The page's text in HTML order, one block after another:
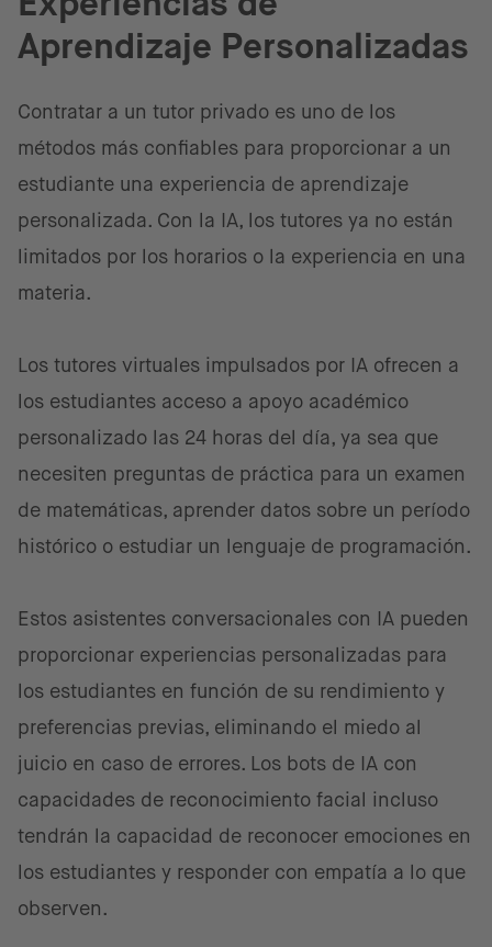
Aprendizaje Personalizadas
Contratar a un tutor privado es uno de los
métodos más confiables para proporcionar a un
estudiante una experiencia de aprendizaje
personalizada. Con la IA, los tutores ya no están
limitados por los horarios o la experiencia en una
materia.
Los tutores virtuales impulsados por IA ofrecen a
los estudiantes acceso a apoyo académico
personalizado las 24 horas del día, ya sea que
necesiten preguntas de práctica para un examen
de matemáticas, aprender datos sobre un período
histórico o estudiar un lenguaje de programación.
Estos asistentes conversacionales con IA pueden
proporcionar experiencias personalizadas para
los estudiantes en función de su rendimiento y
preferencias previas, eliminando el miedo al
juicio en caso de errores. Los bots de IA con
capacidades de reconocimiento facial incluso
tendrán la capacidad de reconocer emociones en
los estudiantes y responder con empatía a lo que
observen.